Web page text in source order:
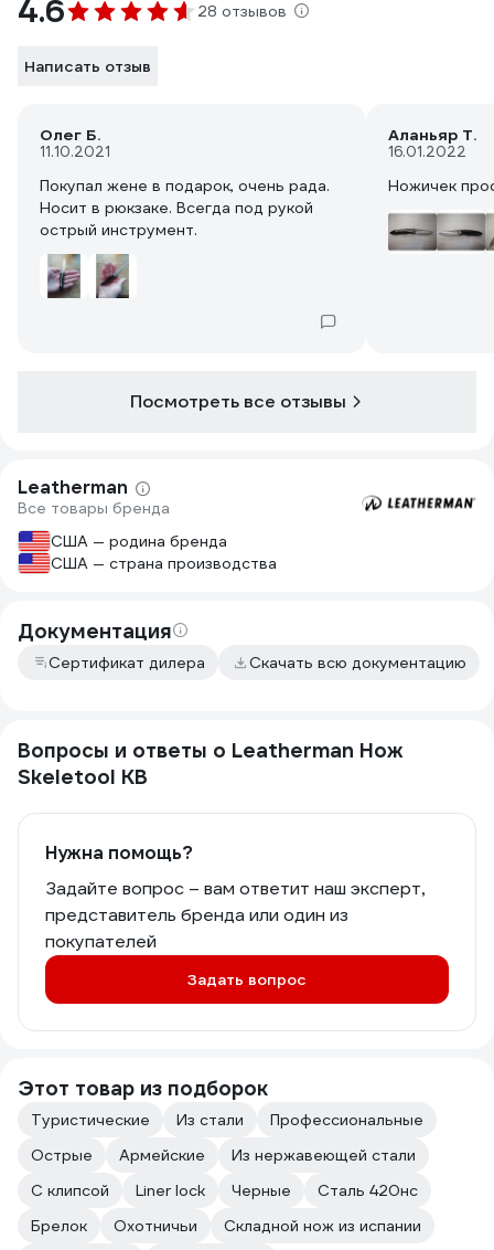
4.6 28 отзывов
Написать отзыв
Олег Б.
11.10.2021
Покупал жене в подарок, очень рада.
Носит в рюкзаке. Всегда под рукой
острый инструмент.
Аланьяр Т.
16.01.2022
Ножичек
Посмотреть все отзывы
Leatherman
Все товары бренда
США — родина бренда
США — страна производства
Документация
Сертификат дилера Скачать всю документацию
Вопросы и ответы о Leatherman Нож
Skeletool KB
Нужна помощь?
Задайте вопрос – вам ответит наш эксперт,
представитель бренда или один из
покупателей
Задать вопрос
Этот товар из подборок
Туристические Из стали
Профессиональные
Острые
Армейские
Из нержавеющей стали
C клипсой
Liner lock Черные
Сталь 420нс
Брелок
Охотничьи
Складной нож из испании